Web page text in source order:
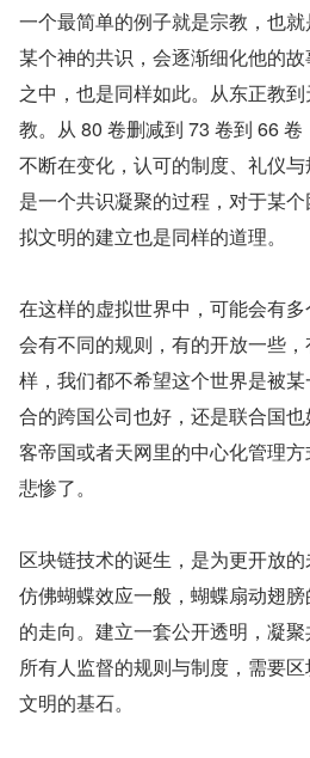
一个最简单的例子就是宗教，也
某个神的共识，会逐渐细化他的
之中，也是同样如此。从东正教
教。从 80 卷删减到 73 卷到 66
不断在变化，认可的制度、礼仪
是一个共识凝聚的过程，对于某
拟文明的建立也是同样的道理。
在这样的虚拟世界中，可能会有
会有不同的规则，有的开放一些
样，我们都不希望这个世界是被
合的跨国公司也好，还是联合国
客帝国或者天网里的中心化管理
悲惨了。
区块链技术的诞生，是为更开放的
仿佛蝴蝶效应一般，蝴蝶扇动翅
的走向。建立一套公开透明，凝
所有人监督的规则与制度，需要
文明的基石。